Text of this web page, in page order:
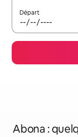
Départ
Abona :